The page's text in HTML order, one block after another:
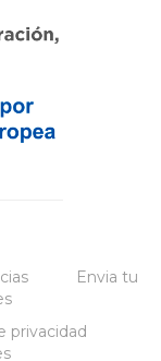
Envia tu
privacidad